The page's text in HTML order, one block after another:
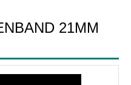
21MM